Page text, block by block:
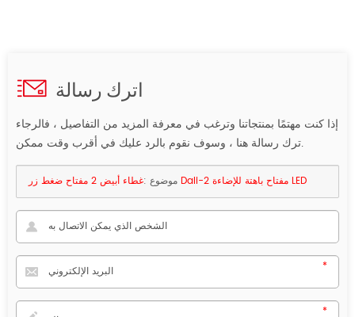
اترك رسالة
إذا كنت مهتمًا بمنتجاتنا وترغب في معرفة المزيد من التفاصيل ، فالرجاء
ترك رسالة هنا ، وسوف نقوم بالرد عليك في أقرب وقت ممكن.
موضوع : غطاء أبيض 2 مفتاح ضغط زر Dali-2 مفتاح باهتة للإضاءة LED